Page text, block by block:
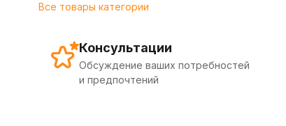
Все товары категории
Консультации
Обсуждение ваших потребностей
и предпочтений